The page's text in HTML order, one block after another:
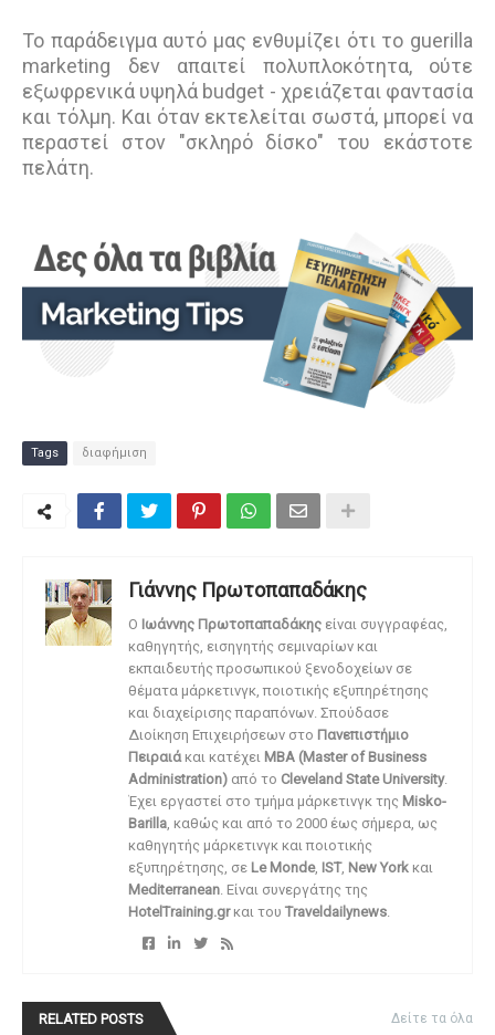
Το παράδειγμα αυτό μας ενθυμίζει ότι το guerilla
marketing δεν απαιτεί πολυπλοκότητα, ούτε
εξωφρενικά υψηλά budget - χρειάζεται φαντασία
και τόλμη. Και όταν εκτελείται σωστά, μπορεί να
περαστεί στον "σκληρό δίσκο" του εκάστοτε
πελάτη.
Tags διαφήμιση
Γιάννης Πρωτοπαπαδάκης
O Ιωάννης Πρωτοπαπαδάκης είναι συγγραφέας,
καθηγητής, εισηγητής σεμιναρίων και
εκπαιδευτής προσωπικού ξενοδοχείων σε
θέματα μάρκετινγκ, ποιοτικής εξυπηρέτησης
και διαχείρισης παραπόνων. Σπούδασε
Διοίκηση Επιχειρήσεων στο Πανεπιστήμιο
Πειραιά και κατέχει MBA (Master of Business
Administration) από το Cleveland State University.
Έχει εργαστεί στο τμήμα μάρκετινγκ της Misko-
Barilla , καθώς και από το 2000 έως σήμερα, ως
καθηγητής μάρκετινγκ και ποιοτικής
εξυπηρέτησης, σε Le Monde, IST, New York και
Mediterranean . Είναι συνεργάτης της
HotelTraining.grκαι του Traveldailynews
RELATED POSTS Δείτε τα όλα